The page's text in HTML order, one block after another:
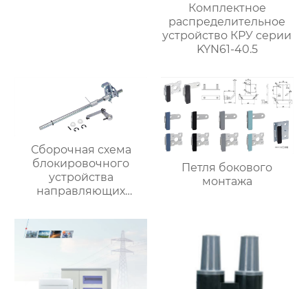
Комплектное
распределительное
устройство КРУ серии
KYN61-40.5
Сборочная схема
блокировочного
устройства
направляющих
Петля бокового
монтажа